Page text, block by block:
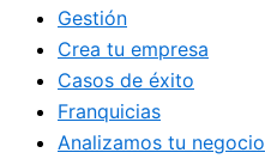
Gestión
Crea tu empresa
Casos de éxito
Franquicias
Analizamos tu negocio